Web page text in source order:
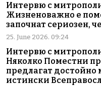
Интервю с
Жизненоважно е
започнат сериозен,
25. June 2026. 09:24
Интервю с
Няколко Поместни
предлагат достойно
истински